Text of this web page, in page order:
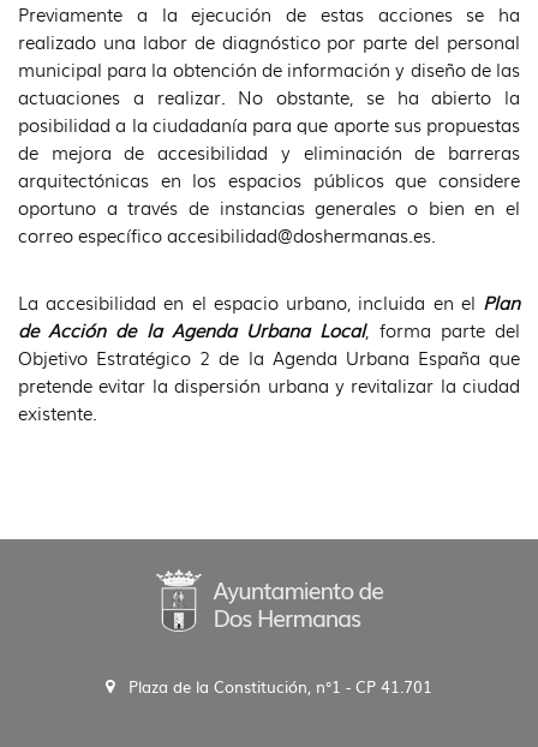
Previamente a la ejecución de estas acciones se ha
realizado una labor de diagnóstico por parte del personal
municipal para la obtención de información y diseño de las
actuaciones a realizar. No obstante, se ha abierto la
posibilidad a la ciudadanía para que aporte sus propuestas
de mejora de accesibilidad y eliminación de barreras
arquitectónicas en los espacios públicos que considere
oportuno a través de instancias generales o bien en el
correo específico accesibilidad@doshermanas.es.
La accesibilidad en el espacio urbano, incluida en el Plan
de Acción de la Agenda Urbana Local, forma parte del
Objetivo Estratégico 2 de la Agenda Urbana España que
pretende evitar la dispersión urbana y revitalizar la ciudad
existente.
Plaza de la Constitución, n°1 - CP 41.701